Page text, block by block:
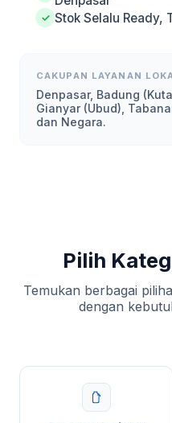
✓ Stok Selalu Ready,
CAKUPAN LAYANAN
Denpasar, Badung
Gianyar (Ubud),
dan Negara.
Pilih
Temukan berbagai
dengan